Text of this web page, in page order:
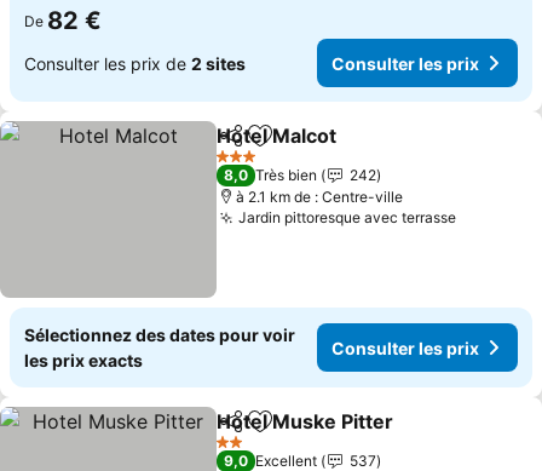
De 82 €
Consulter les prix de 2 sites Consulter les prix
PartagerAjouter à mes favoris
Hotel Malcot
3 Étoiles
8,0 Très bien
242
à 2.1 km de : Centre-ville
Jardin pittoresque avec terrasse
Sélectionnez des dates pour voir
les prix exacts
Consulter les prix
PartagerAjouter à mes favoris
Hotel Muske Pitter
2 Étoiles
9,0 Excellent
537